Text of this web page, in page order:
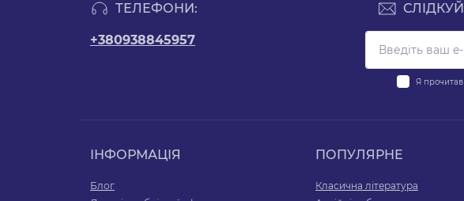
ТЕЛЕФОНИ:
+380938845957
Я прочитав
ІНФОРМАЦІЯ
Блог
ПОПУЛЯРНЕ
Класична література